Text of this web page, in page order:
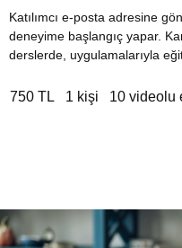
Katılımcı e-posta adresine
deneyime başlangıç yapar.
derslerde, uygulamalarıyla
750 TL 1 kişi 10 videolu